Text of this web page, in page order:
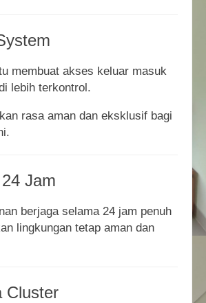
membuat akses keluar masuk
lebih terkontrol.
rasa aman dan eksklusif bagi
Jam
berjaga selama 24 jam penuh
lingkungan tetap aman dan
Cluster